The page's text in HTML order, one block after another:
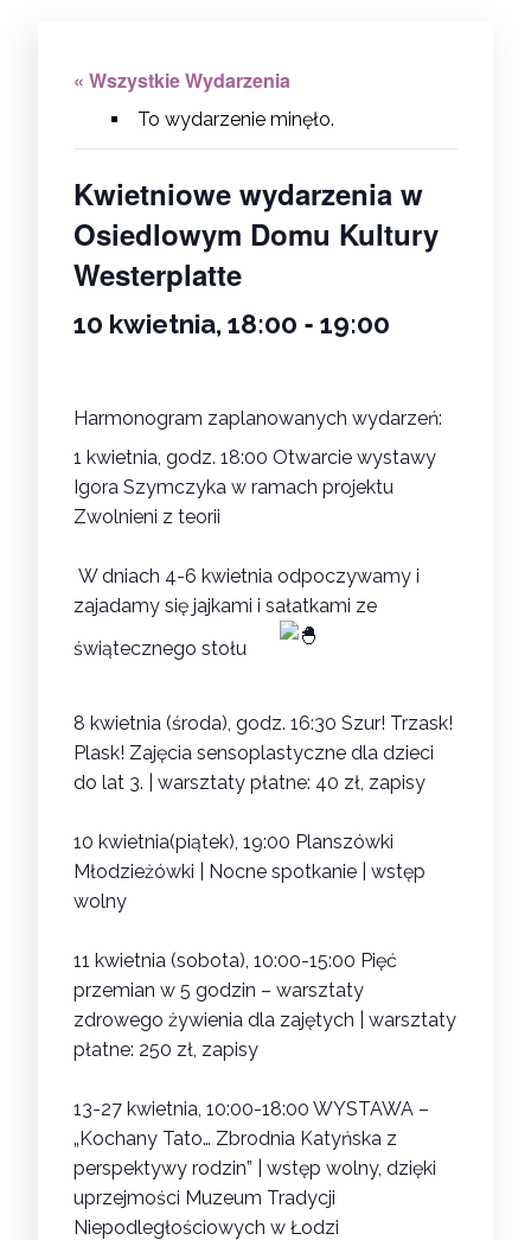
« Wszystkie Wydarzenia
To wydarzenie minęło.
Kwietniowe wydarzenia w
Osiedlowym Domu Kultury
Westerplatte
10 kwietnia, 18:00 - 19:00
Harmonogram zaplanowanych wydarzeń:
1 kwietnia, godz. 18:00 Otwarcie wystawy
Igora Szymczyka w ramach projektu
Zwolnieni z teorii
W dniach 4-6 kwietnia odpoczywamy i
zajadamy się jajkami i sałatkami ze
świątecznego stołu
8 kwietnia (środa), godz. 16:30 Szur! Trzask!
Plask! Zajęcia sensoplastyczne dla dzieci
do lat 3.
| warsztaty płatne: 40 zł, zapisy
10 kwietnia(piątek), 19:00 Planszówki
Młodzieżówki | Nocne spotkanie
| wstęp
wolny
11 kwietnia (sobota), 10:00-15:00 Pięć
przemian w 5 godzin – warsztaty
zdrowego żywienia dla zajętych | warsztaty
płatne: 250 zł, zapisy
13-27 kwietnia, 10:00-18:00 WYSTAWA –
„Kochany Tato… Zbrodnia Katyńska z
perspektywy rodzin” | wstęp wolny, dzięki
uprzejmości Muzeum Tradycji
Niepodległościowych w Łodzi